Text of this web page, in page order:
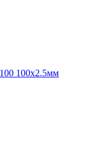
100x2.5мм